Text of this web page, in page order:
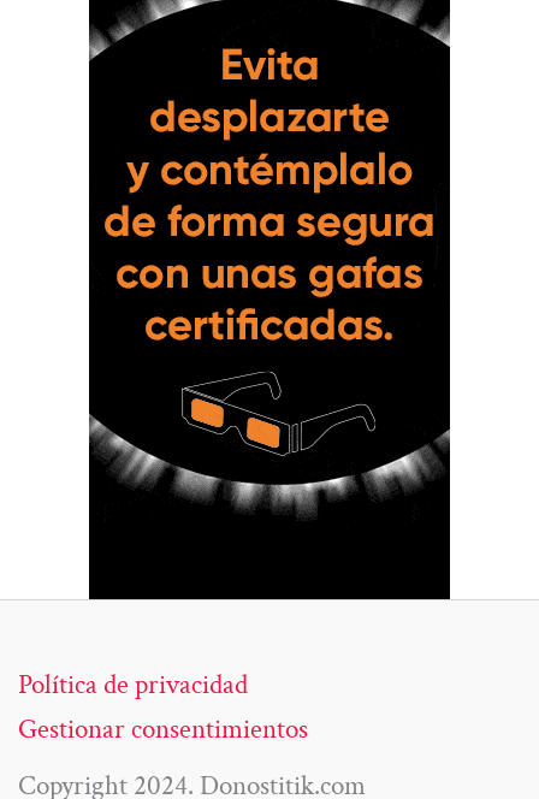
Política de privacidad
Gestionar consentimientos
Copyright 2024. Donostitik.com